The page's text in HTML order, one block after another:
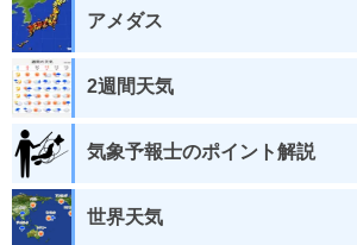
アメダス
2週間天気
気象予報士のポイント解説
世界天気